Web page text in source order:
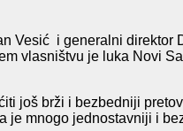
Vesić i generalni
vlasništvu je luka Novi
još brži i bezbedniji
je mnogo jednostavniji i